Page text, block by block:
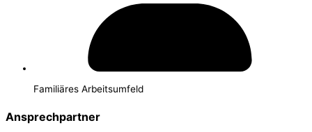
Familiäres Arbeitsumfeld
Ansprechpartner